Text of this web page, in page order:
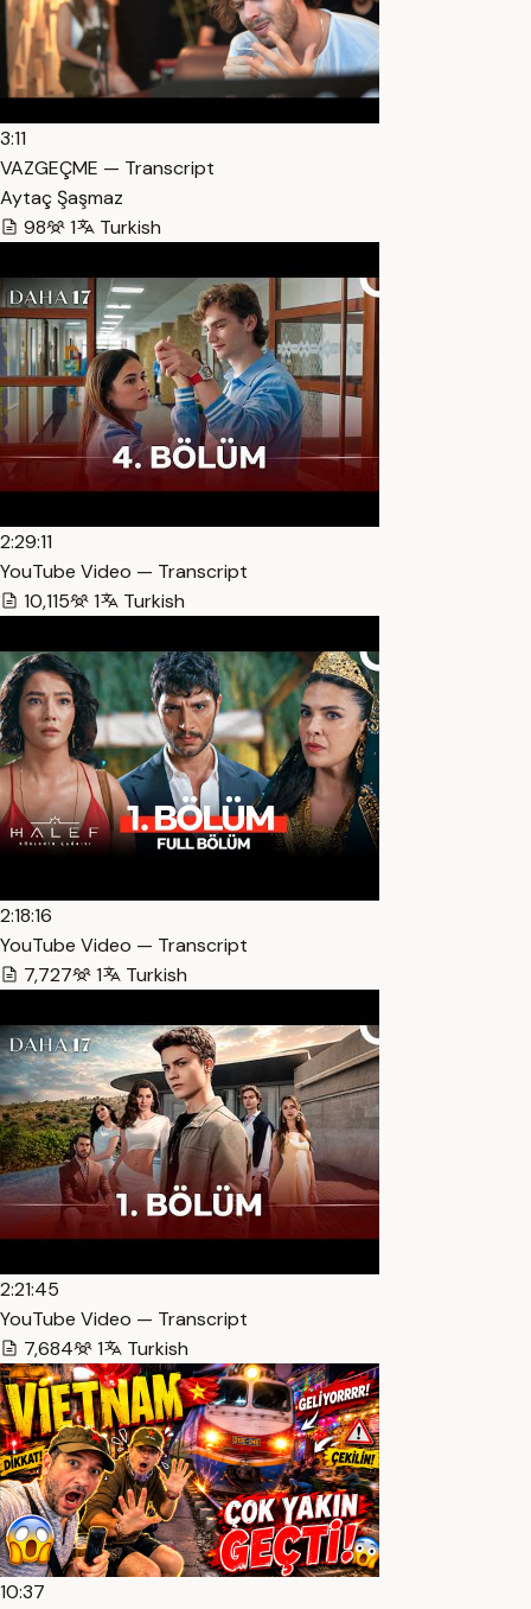
3:11
VAZGEÇME — Transcript
Aytaç Şaşmaz
98
1 Turkish
2:29:11
YouTube Video — Transcript
10,115
1 Turkish
2:18:16
YouTube Video — Transcript
7,727
1 Turkish
2:21:45
YouTube Video — Transcript
7,684
1 Turkish
10:37